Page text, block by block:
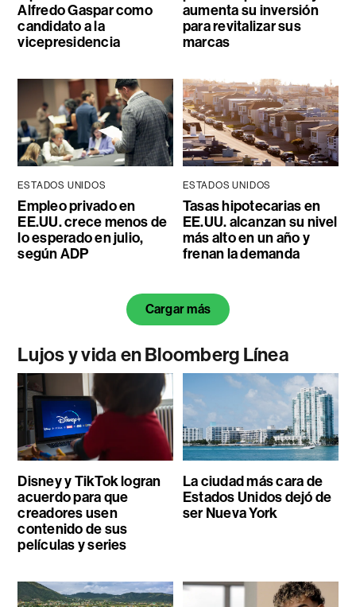
Alfredo Gaspar como
candidato a la
vicepresidencia
aumenta su inversión
para revitalizar sus
marcas
ESTADOS UNIDOS
Empleo privado en
EE.UU. crece menos de
lo esperado en julio,
según ADP
ESTADOS UNIDOS
Tasas hipotecarias en
EE.UU. alcanzan su nivel
más alto en un año y
frenan la demanda
Cargar más
Lujos y vida en Bloomberg Línea
Disney y TikTok logran
acuerdo para que
creadores usen
contenido de sus
películas y series
La ciudad más cara de
Estados Unidos dejó de
ser Nueva York